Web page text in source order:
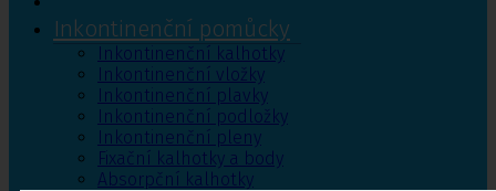
Inkontinenční pomůcky
Inkontinenční kalhotky
Inkontinenční vložky
Inkontinenční plavky
Inkontinenční podložky
Inkontinenční pleny
Fixační kalhotky a body
Absorpční kalhotky